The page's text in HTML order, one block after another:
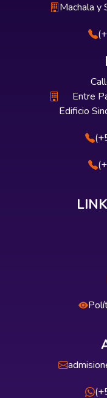
Machala y
Entre
Edificio